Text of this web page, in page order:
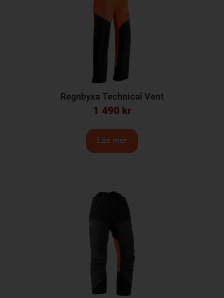
Regnbyxa Technical Vent
1 490 kr
Läs mer